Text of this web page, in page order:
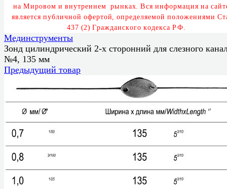
на Мировом и внутреннем рынках. Вся информация на сайт
является публичной офертой, определяемой положениями Ст
437 (2) Гражданского кодекса РФ.
Мединструменты
Зонд цилиндрический 2-х сторонний для слезного
№4, 135 мм
Предыдущий товар